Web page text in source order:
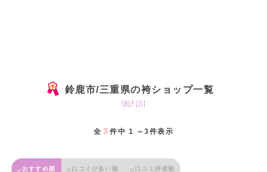
鈴鹿市/三重県の袴ショップ一覧
shop list
全 3 件中 1 ～3件表示
おすすめ順 口コミが多い順 口コミ評価順